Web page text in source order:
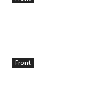
Front